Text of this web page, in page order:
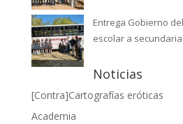
Entrega Gobierno
escolar a
Noticias
[Contra]Cartografías eróticas
Academia